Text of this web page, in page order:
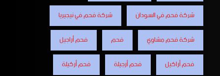
شركة فحم في السودان
شركة فحم في نيجيريا
شركة فحم مشاوي
فحم
فحم أراجيل
فحم أراكيل
فحم أرجيلة
فحم أركيلة